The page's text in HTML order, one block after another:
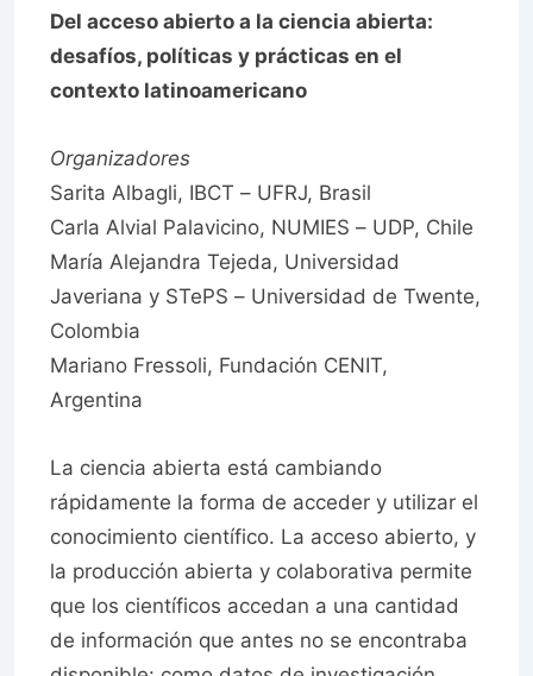
Del acceso abierto a la ciencia abierta:
desafíos, políticas y prácticas en el
contexto latinoamericano
Organizadores
Sarita Albagli, IBCT – UFRJ, Brasil
Carla Alvial Palavicino, NUMIES – UDP, Chile
María Alejandra Tejeda, Universidad
Javeriana y STePS – Universidad de Twente,
Colombia
Mariano Fressoli, Fundación CENIT,
Argentina
La ciencia abierta está cambiando
rápidamente la forma de acceder y utilizar el
conocimiento científico. La acceso abierto, y
la producción abierta y colaborativa permite
que los científicos accedan a una cantidad
de información que antes no se encontraba